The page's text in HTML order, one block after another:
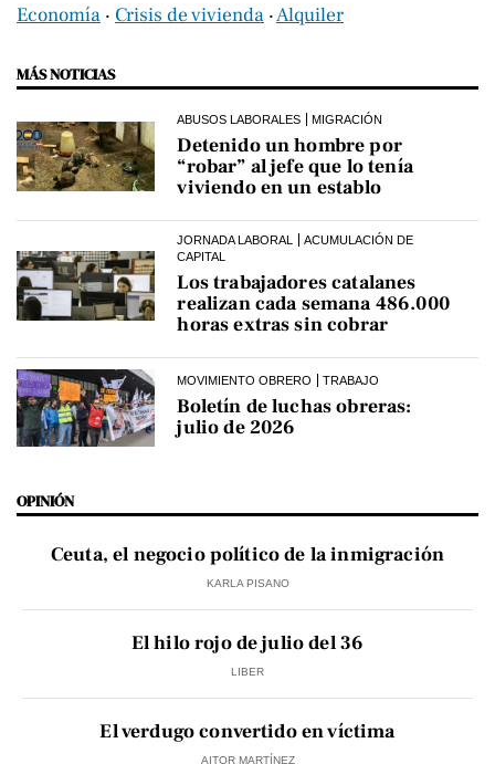
Economía ‧ Crisis de vivienda ‧Alquiler
MÁS NOTICIAS
ABUSOS LABORALES MIGRACIÓN
Detenido un hombre por
“robar” al jefe que lo tenía
viviendo en un establo
JORNADA LABORAL
ACUMULACIÓN DE
CAPITAL
Los trabajadores catalanes
realizan cada semana 486.000
horas extras sin cobrar
MOVIMIENTO OBRERO TRABAJO
Boletín de luchas obreras:
julio de 2026
OPINIÓN
Ceuta, el negocio político de la inmigración
KARLA PISANO
El hilo rojo de julio del 36
LIBER
El verdugo convertido en víctima
AITOR MARTÍNEZ